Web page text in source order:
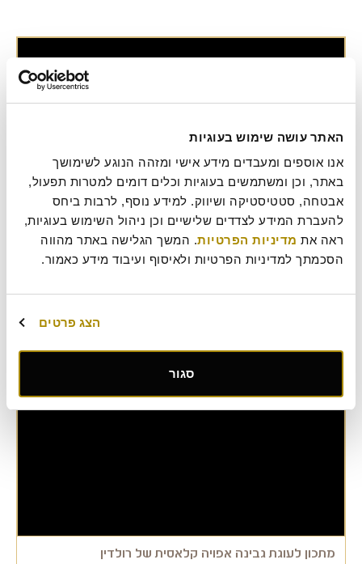
האתר עושה שימוש בעוגיות
ראה את מדיניות הפרטיות
הסכמתך למדיניות הפרטיות ולאיסוף ועיבוד מידע כאמור.
הצג פרטים
סגור
חגיגה בלבן: כל מה שצריך בשביל ארוחת השבועות
המושלמת
אם בראש השנה ובליל הסדר אנו כפופים לאילוצים ולמאכלים שונים,
לארוחת שבועות יש רק כלל מנחה אחד: גבינות, והרבה. ואם כבר יד
מתכון לעוגת גבינה אפויה קלאסית של רולדין